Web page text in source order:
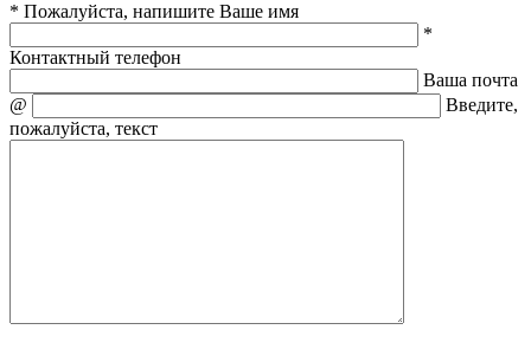
* Пожалуйста, напишите Ваше имя
*
Контактный телефон
Ваша почта
@
Введите,
пожалуйста, текст